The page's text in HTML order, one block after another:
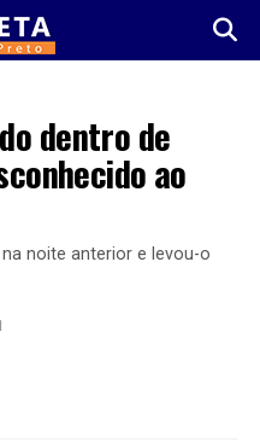
dentro de
ao
noite anterior e levou-o